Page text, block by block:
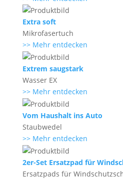
Extra soft
Mikrofasertuch
>> Mehr entdecken
Extrem saugstark
Wasser EX
>> Mehr entdecken
Vom Haushalt ins Auto
Staubwedel
>> Mehr entdecken
2er-Set Ersatzpad für
Ersatzpads für